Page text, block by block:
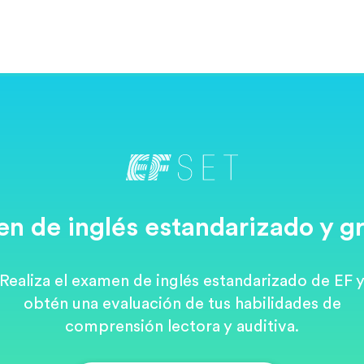
de inglés estandarizado y
Realiza el examen de inglés estandarizado de EF y
obtén una evaluación de tus habilidades de
comprensión lectora y auditiva.